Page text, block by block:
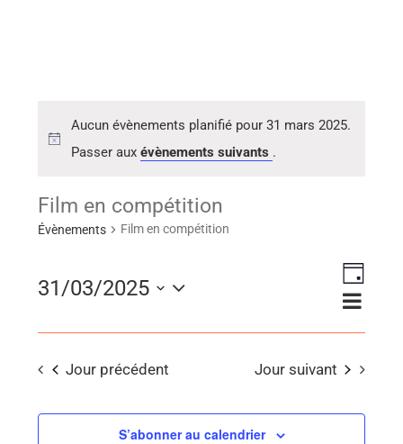
Aucun évènements planifié pour 31 mars 2025.
Passer aux évènements suivants .
Film en compétition
Évènements Film en compétition
par
de
vues
Jour
31/03/2025
une
date.
Jour précédent Jour suivant
S’abonner au calendrier